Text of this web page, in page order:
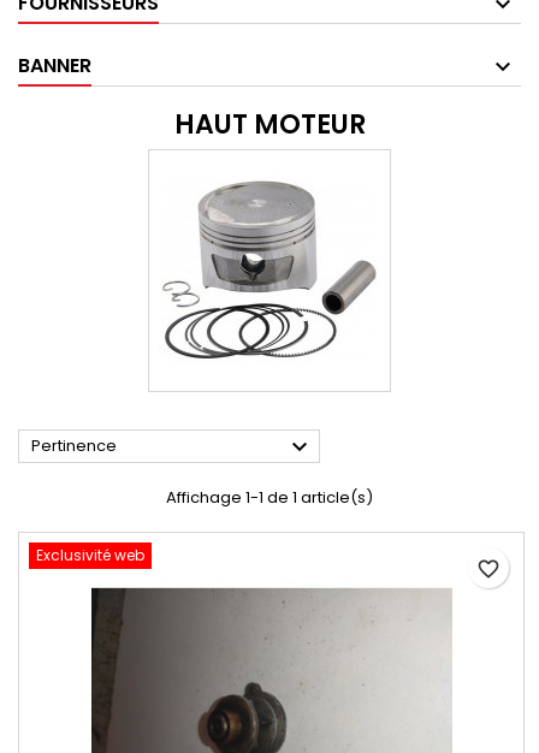
BANNER
HAUT MOTEUR
Pertinence 
Affichage 1-1 de 1 article(s)
Exclusivité web
favorite_border